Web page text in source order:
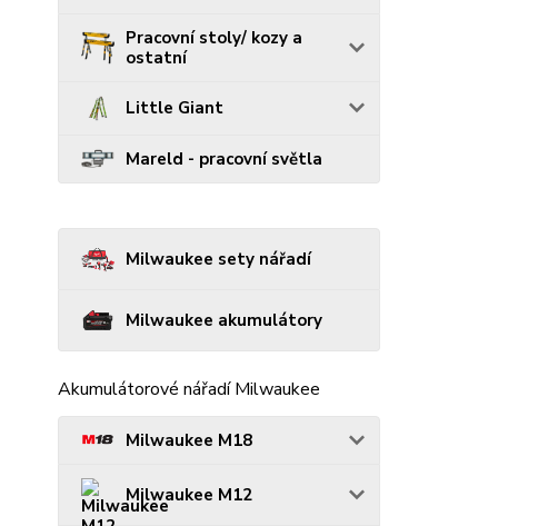
Pracovní stoly/ kozy a
ostatní
Little Giant
Mareld - pracovní světla
Milwaukee sety nářadí
Milwaukee akumulátory
Akumulátorové nářadí Milwaukee
Milwaukee M18
Milwaukee M12